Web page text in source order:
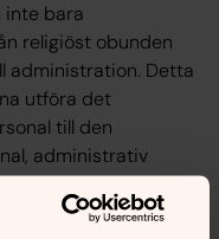
inte bara
religiöst obunden
administration. Detta
utföra det
till den
administrativ
musiker och